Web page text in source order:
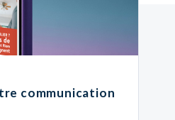
communication